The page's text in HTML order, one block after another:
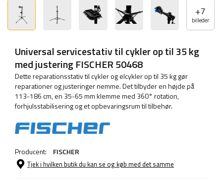
+7
billeder
Universal servicestativ til cykler op til 35 kg
med justering FISCHER 50468
Dette reparationsstativ til cykler og elcykler op til 35 kg gør
reparationer og justeringer nemme. Det tilbyder en højde på
113-186 cm, en 35-65 mm klemme med 360° rotation,
forhjulsstabilisering og et opbevaringsrum til tilbehør.
Producent: FISCHER
Tjek i hvilken butik du kan se og køb med det samme